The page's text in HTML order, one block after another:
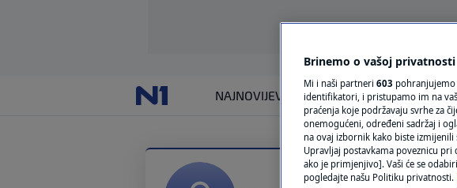
NAJNOVIJEVIJESTISVIJET
VRIJEME
Brinemo o vašoj privatnosti
Mi i naši partneri 603 pohranjujemo
identifikatori, i pristupamo im na
praćenja koje podržavaju svrhe za
onemogućeni, određeni sadržaj i
na ovaj izbornik kako biste
Upravljaj postavkama poveznicu
ako je primjenjivo]. Vaši će se
pogledajte našu Politiku privatnosti.